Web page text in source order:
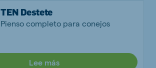
TEN Destete
Pienso completo para conejos
Lee más